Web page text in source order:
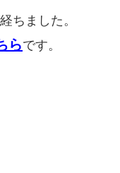
ちました。
らです。